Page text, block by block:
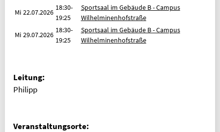
Mi 22.07.2026
18:30-
19:25
Sportsaal im Gebäude B - Campus
Wilhelminenhofstraße
Mi 29.07.2026
18:30-
19:25
Sportsaal im Gebäude B - Campus
Wilhelminenhofstraße
Leitung:
Philipp
Veranstaltungsorte: